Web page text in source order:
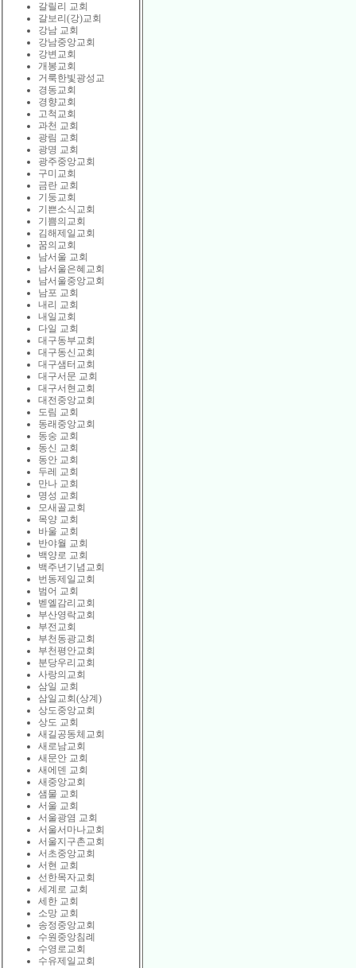
갈릴리 교회
갈보리(강)교회
강남 교회
강남중앙교회
강변교회
개봉교회
거룩한빛광성교
경동교회
경향교회
고척교회
과천 교회
광림 교회
광명 교회
광주중앙교회
구미교회
금란 교회
기둥교회
기쁜소식교회
기쁨의교회
김해제일교회
꿈의교회
남서울 교회
남서울은혜교회
남서울중앙교회
남포 교회
내리 교회
내일교회
다일 교회
대구동부교회
대구동신교회
대구샘터교회
대구서문 교회
대구서현교회
대전중앙교회
도림 교회
동래중앙교회
동숭 교회
동신 교회
동안 교회
두레 교회
만나 교회
명성 교회
모새골교회
목양 교회
바울 교회
반야월 교회
백양로 교회
백주년기념교회
번동제일교회
범어 교회
벧엘감리교회
부산영락교회
부전교회
부천동광교회
부천평안교회
분당우리교회
사랑의교회
삼일 교회
삼일교회(상계)
상도중앙교회
상도 교회
새길공동체교회
새로남교회
새문안 교회
새에덴 교회
새중앙교회
샘물 교회
서울 교회
서울광염 교회
서울서마나교회
서울지구촌교회
서초중앙교회
서현 교회
선한목자교회
세계로 교회
세한 교회
소망 교회
송정중앙교회
수원중앙침례
수영로교회
수유제일교회